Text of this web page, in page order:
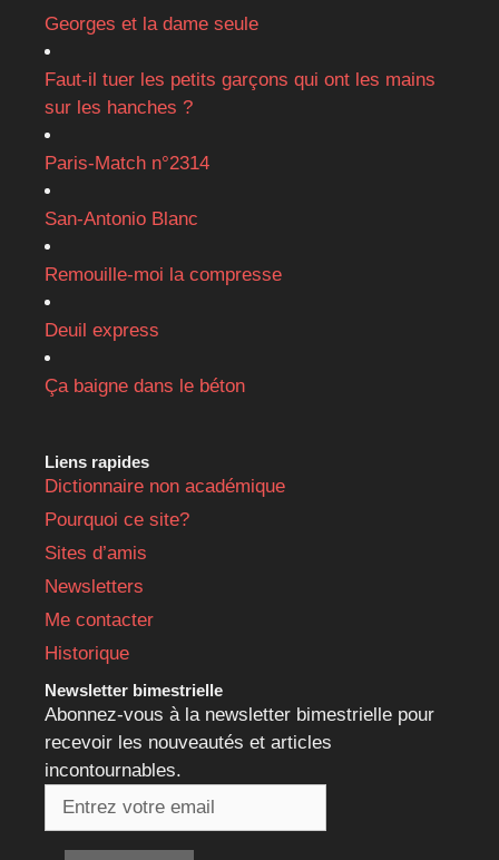
Georges et la dame seule
Faut-il tuer les petits garçons qui ont les mains
sur les hanches ?
Paris-Match n°2314
San-Antonio Blanc
Remouille-moi la compresse
Deuil express
Ça baigne dans le béton
Liens rapides
Dictionnaire non académique
Pourquoi ce site?
Sites d’amis
Newsletters
Me contacter
Historique
Newsletter bimestrielle
Abonnez-vous à la newsletter bimestrielle pour
recevoir les nouveautés et articles
incontournables.